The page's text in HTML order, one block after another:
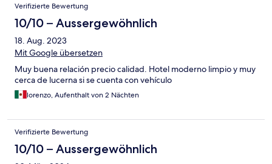
Verifizierte Bewertung
10/10 – Aussergewöhnlich
18. Aug. 2023
Mit Google übersetzen
Muy buena relación precio calidad. Hotel moderno limpio y muy
cerca de lucerna si se cuenta con vehículo
lorenzo, Aufenthalt von 2 Nächten
Verifizierte Bewertung
10/10 – Aussergewöhnlich